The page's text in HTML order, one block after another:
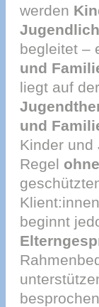
werden
begleitet –
und
liegt auf der
und
Kinder und
Regel
beginnt